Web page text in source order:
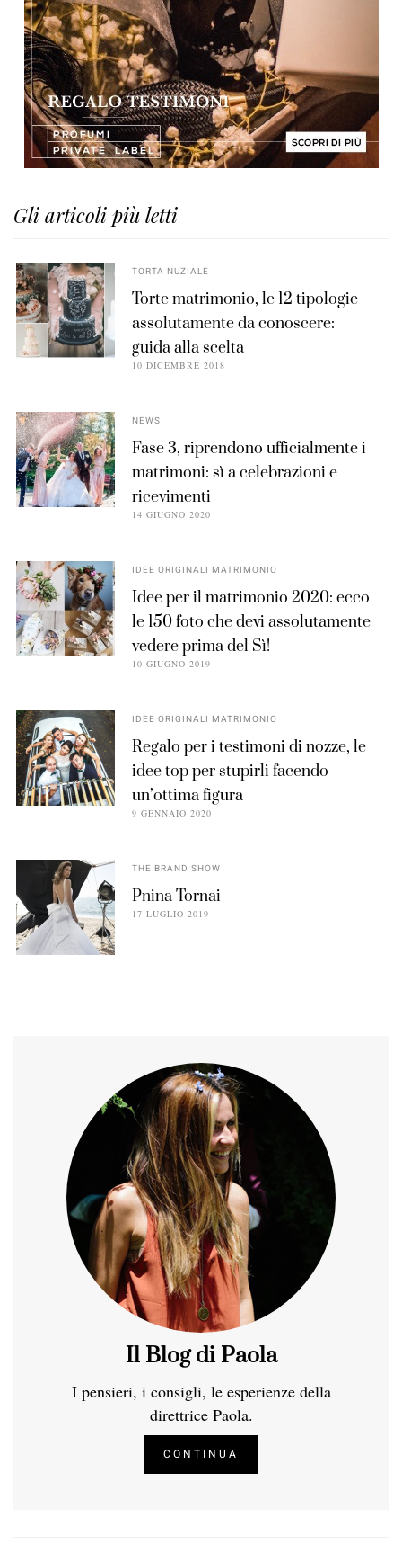
Gli articoli più letti
TORTA NUZIALE
Torte matrimonio, le 12 tipologie
assolutamente da conoscere:
guida alla scelta
10 DICEMBRE 2018
NEWS
Fase 3, riprendono ufficialmente i
matrimoni: sì a celebrazioni e
ricevimenti
14 GIUGNO 2020
IDEE ORIGINALI MATRIMONIO
Idee per il matrimonio 2020: ecco
le 150 foto che devi assolutamente
vedere prima del Sì!
10 GIUGNO 2019
IDEE ORIGINALI MATRIMONIO
Regalo per i testimoni di nozze, le
idee top per stupirli facendo
un’ottima figura
9 GENNAIO 2020
THE BRAND SHOW
Pnina Tornai
17 LUGLIO 2019
Il Blog di Paola
I pensieri, i consigli, le esperienze della
direttrice Paola.
CONTINUA